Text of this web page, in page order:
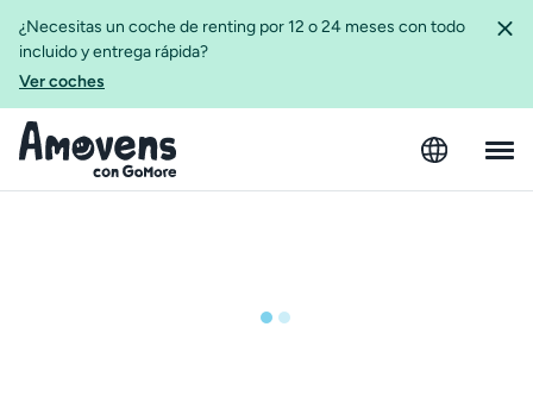
¿Necesitas un coche de renting por 12 o 24 meses con todo
incluido y entrega rápida?
Ver coches